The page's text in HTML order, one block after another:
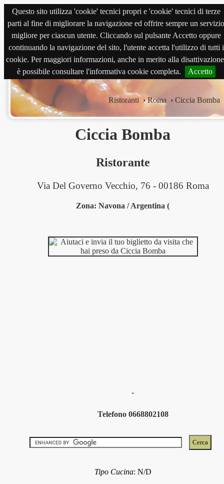
Questo sito utilizza 'cookie' tecnici propri e 'cookie' tecnici di terze
parti al fine di migliorare la navigazione ed offrire sempre un servizio
migliore per ciascun utente. Cliccando sul pulsante Accetto oppure
continuando la navigazione del sito, l'utente accetta l'utilizzo di tutti i
cookie. Per maggiori informazioni, anche in merito alla
è possibile consultare l'informativa cookie completa.
Accetto
magnabene.com
Ristoranti ›Roma › Ciccia Bomba
Ciccia Bomba
Ristorante
Via Del Governo Vecchio, 76 - 00186 Roma
Zona: Navona / Argentina (
-
Telefono 0668802108
Tipo Cucina: N/D